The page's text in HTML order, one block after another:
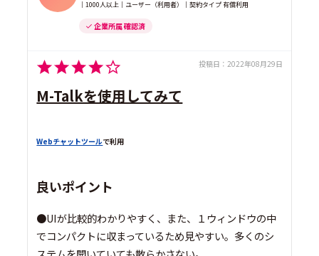
｜1000人以上｜ユーザー（利用者）｜契約タイプ 有償利用
企業所属 確認済
投稿日： 2022年08月29日
M-Talkを使用してみて
Webチャットツールで利用
良いポイント
●UIが比較的わかりやすく、また、１ウィンドウの中
でコンパクトに収まっているため見やすい。多くのシ